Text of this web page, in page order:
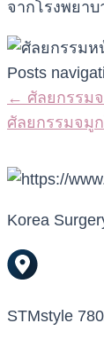
จากโรงพยาบ
Posts
← ศัลยกรรม
ศัลยกรรมจมู
Korea
STMstyle